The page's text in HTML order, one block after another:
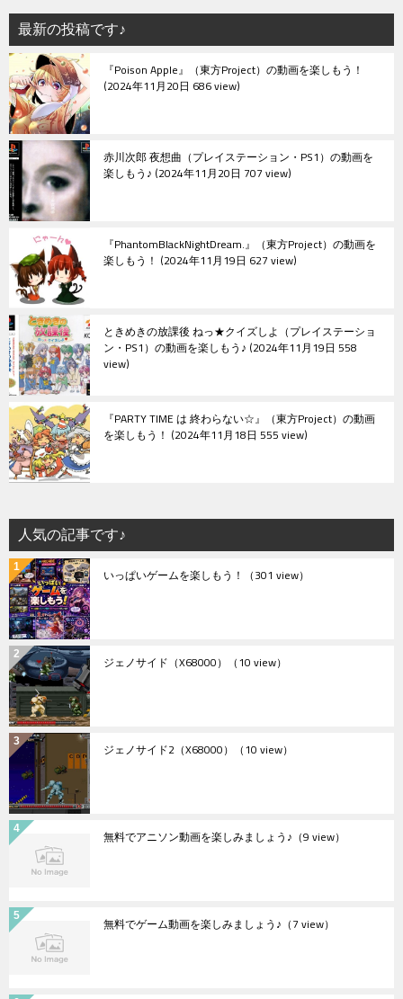
シ
ョ
ン
最新の投稿です♪
『Poison Apple』（東方Project）の動画を楽しもう！
2024年11月20日 686 view
赤川次郎 夜想曲（プレイステーション・PS1）の動画を
楽しもう♪ 2024年11月20日 707 view
『PhantomBlackNightDream.』（東方Project）の動画を
楽しもう！ 2024年11月19日 627 view
ときめきの放課後 ねっ★クイズしよ（プレイステーショ
ン・PS1）の動画を楽しもう♪ 2024年11月19日 558
view
『PARTY TIME は 終わらない☆』（東方Project）の動画
を楽しもう！ 2024年11月18日 555 view
人気の記事です♪
いっぱいゲームを楽しもう！ （301 view）
ジェノサイド（X68000） （10 view）
ジェノサイド2（X68000） （10 view）
無料でアニソン動画を楽しみましょう♪ （9 view）
無料でゲーム動画を楽しみましょう♪ （7 view）